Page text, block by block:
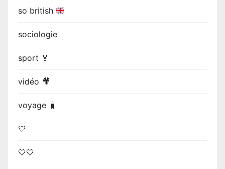
so british
sociologie
sport 🏅
vidéo 🎥
voyage 🧳
🤍
🤍🤍